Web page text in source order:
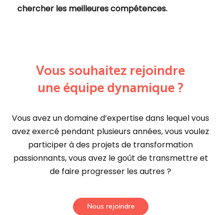
chercher les meilleures compétences.
Vous souhaitez rejoindre
une équipe dynamique ?
Vous avez un domaine d’expertise dans lequel vous
avez exercé pendant plusieurs années, vous voulez
participer à des projets de transformation
passionnants, vous avez le goût de transmettre et
de faire progresser les autres ?
Nous rejoindre